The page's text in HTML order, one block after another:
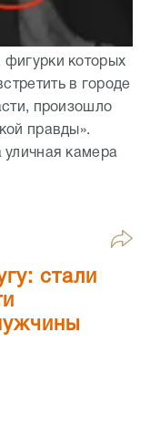
которых
в городе
произошло
правды».
камера
стали